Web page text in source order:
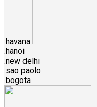
.havana
.hanoi
.new delhi
.sao paolo
.bogota